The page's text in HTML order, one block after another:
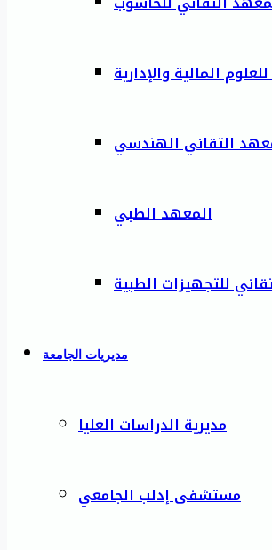
المالية والإدارية
التقاني الهندسي
المعهد الطبي
للتجهيزات الطبية
مديريات الجامعة
مديرية الدراسات العليا
مستشفى إدلب الجامعي